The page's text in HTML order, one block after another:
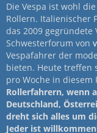
Die Vespa ist wohl
Rollern. Italienischer
das 2009 gegründete
Schwesterforum von
Vespafahrer der
bieten. Heute treffen
pro Woche in diesem
Rollerfahrern, wenn
Deutschland,
dreht sich alles um
Jeder ist